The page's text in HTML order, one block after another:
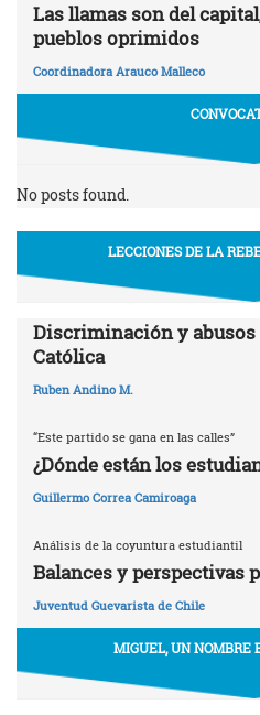
Las llamas son del
pueblos oprimidos
Coordinadora Arauco Malleco
No posts found.
LECCIONES DE LA
Discriminación y
Católica
Ruben Andino M.
“Este partido se gana en las calles”
¿Dónde están los
Guillermo Correa Camiroaga
Análisis de la coyuntura estudiantil
Balances y perspectivas
Juventud Guevarista de Chile
MIGUEL, UN NOMBRE